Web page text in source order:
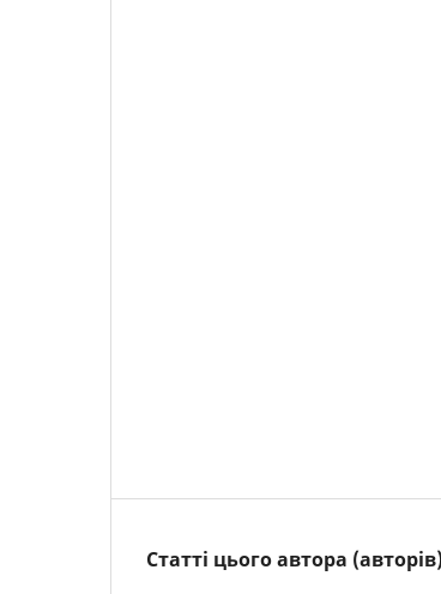
Статті цього автора